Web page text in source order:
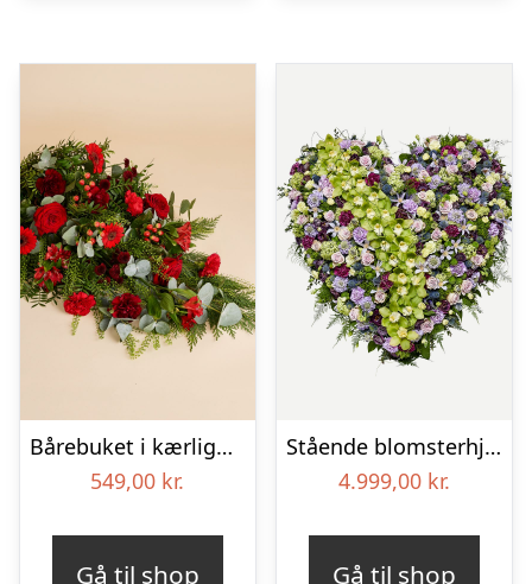
Bårebuket i kærlighedens farver
549,00 kr.
Gå til shop
Stående blomsterhjerte – Et eksklusivt farvel
4.999,00 kr.
Gå til shop